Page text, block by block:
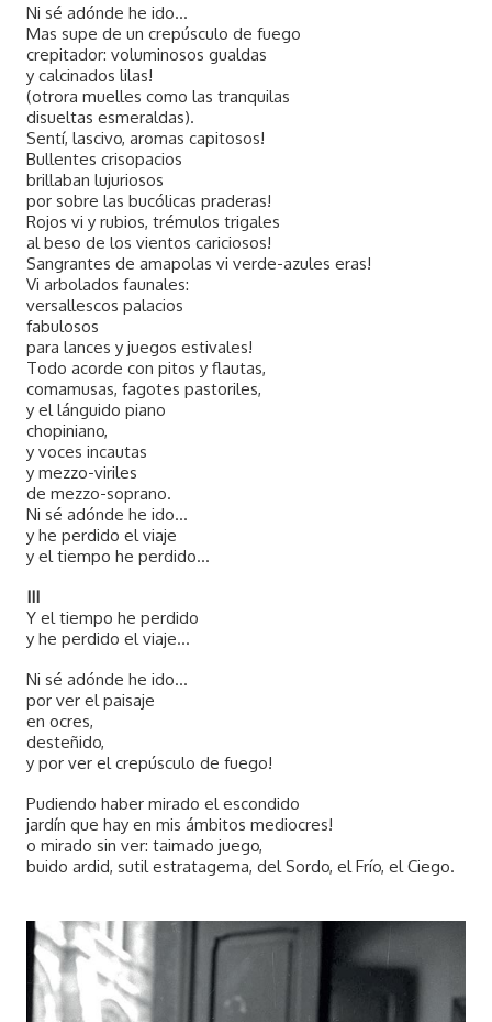
Ni sé adónde he ido...
Mas supe de un crepúsculo de fuego
crepitador: voluminosos gualdas
y calcinados lilas!
(otrora muelles como las tranquilas
disueltas esmeraldas).
Sentí, lascivo, aromas capitosos!
Bullentes crisopacios
brillaban lujuriosos
por sobre las bucólicas praderas!
Rojos vi y rubios, trémulos trigales
al beso de los vientos cariciosos!
Sangrantes de amapolas vi verde-azules eras!
Vi arbolados faunales:
versallescos palacios
fabulosos
para lances y juegos estivales!
Todo acorde con pitos y flautas,
comamusas, fagotes pastoriles,
y el lánguido piano
chopiniano,
y voces incautas
y mezzo-viriles
de mezzo-soprano.
Ni sé adónde he ido...
y he perdido el viaje
y el tiempo he perdido...
III
Y el tiempo he perdido
y he perdido el viaje...
Ni sé adónde he ido...
por ver el paisaje
en ocres,
desteñido,
y por ver el crepúsculo de fuego!
Pudiendo haber mirado el escondido
jardín que hay en mis ámbitos mediocres!
o mirado sin ver: taimado juego,
buido ardid, sutil estratagema, del Sordo, el Frío, el Ciego.